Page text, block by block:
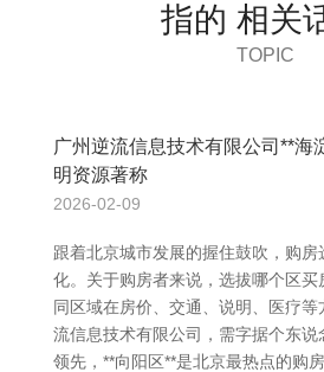
指的 相关
TOPIC
广州逆流信息技术有限公司**海
明资源著称
2026-02-09
跟着北京城市发展的握住鼓吹，购
化。关于购房者来说，选拔哪个区买
同区域在房价、交通、说明、医疗
流信息技术有限公司，需字据个东说
领先，**向阳区**是北京最热点的购